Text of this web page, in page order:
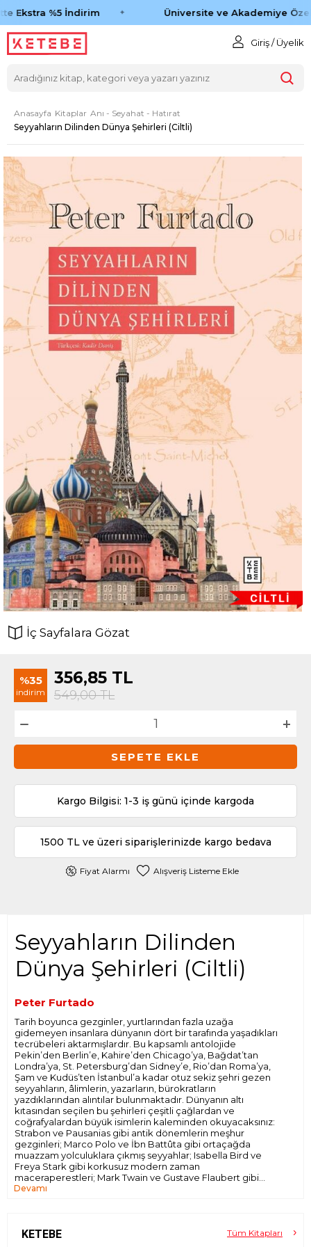
Ekstra %5 İndirim Üniversite ve Akademiye Özel
Giriş / Üyelik
Anasayfa Kitaplar Anı - Seyahat - Hatırat
Seyyahların Dilinden Dünya Şehirleri (Ciltli)
İç Sayfalara Gözat
%35
indirim
356,85 TL
549,00TL
SEPETE EKLE
Kargo Bilgisi: 1-3 iş günü içinde kargoda
1500 TL ve üzeri siparişlerinizde kargo bedava
Fiyat Alarmı Alışveriş Listeme Ekle
Seyyahların Dilinden
Dünya Şehirleri (Ciltli)
Peter Furtado
Tarih boyunca gezginler, yurtlarından fazla uzağa
gidemeyen insanlara dünyanın dört bir tarafında yaşadıkları
tecrübeleri aktarmışlardır. Bu kapsamlı antolojide
Pekin’den Berlin’e, Kahire’den Chicago’ya, Bağdat’tan
Londra’ya, St. Petersburg’dan Sidney’e, Rio’dan Roma’ya,
Şam ve Kudüs’ten İstanbul’a kadar otuz sekiz şehri gezen
seyyahların, âlimlerin, yazarların, bürokratların
yazdıklarından alıntılar bulunmaktadır. Dünyanın altı
kıtasından seçilen bu şehirleri çeşitli çağlardan ve
coğrafyalardan büyük isimlerin kaleminden okuyacaksınız:
Strabon ve Pausanias gibi antik dönemlerin meşhur
gezginleri; Marco Polo ve İbn Battûta gibi ortaçağda
muazzam yolculuklara çıkmış seyyahlar; Isabella Bird ve
Freya Stark gibi korkusuz modern zaman
maceraperestleri; Mark Twain ve Gustave Flaubert gibi
yazarlar ve daha nice bilginler, tüccarlar, kâşifler, askerler,
açıdanSeyyahların Dilinden Dünya Şehirleri
’nin geleneksel
rehber kitapların ve web sitelerinin ötesinde şehirlerin ve
Devamı
KETEBE Tüm Kitapları